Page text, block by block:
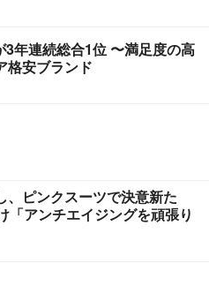
3年連続総合1位 〜満足度の高
格安ブランド
、ピンクスーツで決意新た
「アンチエイジングを頑張り